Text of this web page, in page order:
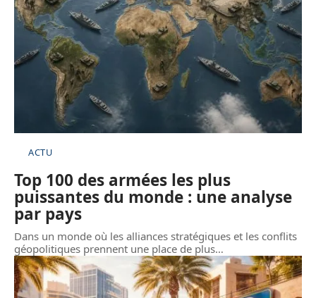
ACTU
Top 100 des armées les plus
puissantes du monde : une analyse
par pays
Dans un monde où les alliances stratégiques et les conflits
géopolitiques prennent une place de plus…